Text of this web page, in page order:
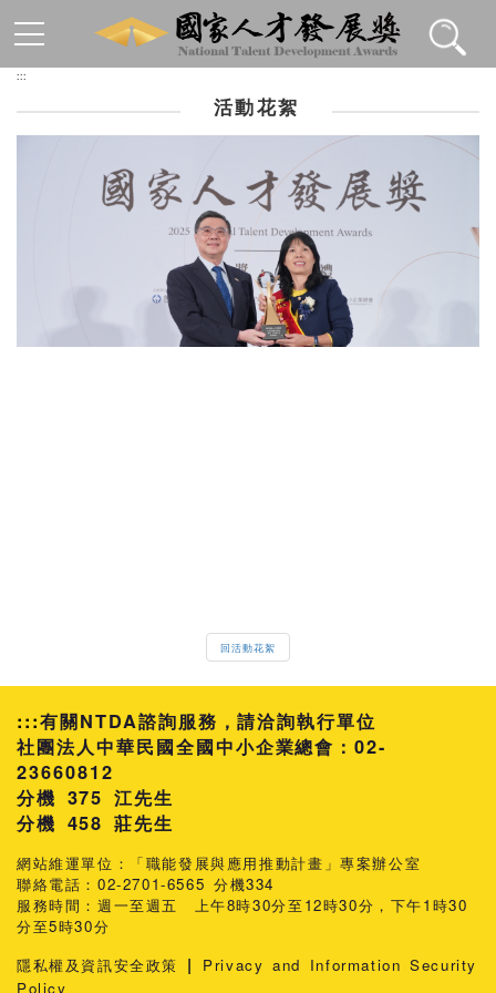
:::
活動花絮
回活動花絮
:::有關NTDA諮詢服務，請洽詢執行單位
社團法人中華民國全國中小企業總會：02-
23660812
分機 375 江先生
458 莊先生
網站維運單位：「職能發展與應用推動計畫」專案辦公室
聯絡電話：02-2701-6565 分機334
服務時間：週一至週五 上午8時30分至12時30分，下午1時30
分至5時30分
隱私權及資訊安全政策 |
Privacy and Information Security
Policy